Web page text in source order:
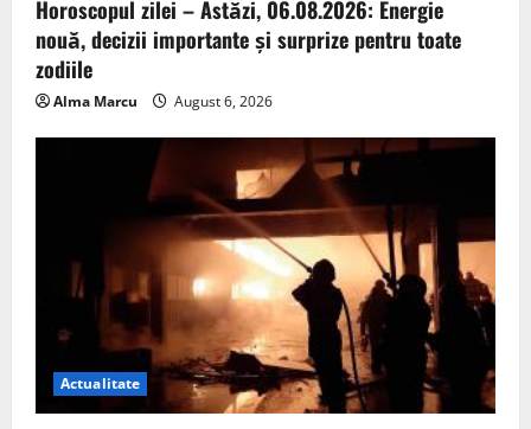
Horoscopul zilei – Astăzi, 06.08.2026: Energie
nouă, decizii importante și surprize pentru toate
zodiile
Alma Marcu August 6, 2026
Actualitate